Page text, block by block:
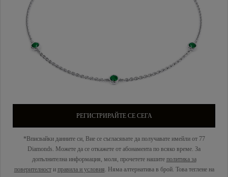
РЕГИСТРИРАЙТЕ СЕ СЕГА
*Вписвайки данните си, Вие се съгласявате да получавате имейли от 77
Diamonds. Можете да се откажете от абонамента по всяко време. За
допълнителна информация, моля, прочетете нашите политика за
поверителности правила и условия. Няма алтернатива в брой. Това теглене на